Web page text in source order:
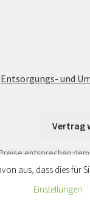
nicht besetzt.
Entsorgungs- und
Vertrag
entsprechen
aus, dass dies
Einstellungen